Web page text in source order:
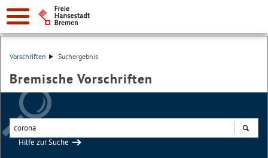
Vorschriften Suchergebnis
Bremische Vorschriften
Hilfe zur Suche